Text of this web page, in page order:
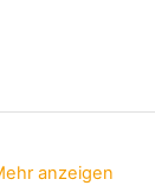
anzeigen